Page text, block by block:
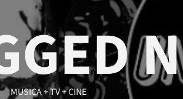
MUSICA + TV + CINE